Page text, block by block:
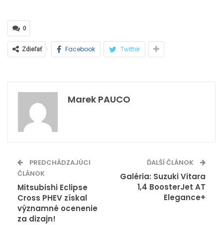
0
Zdieľať Facebook Twitter
Marek PAUCO
PREDCHÁDZAJÚCI
ČLÁNOK
Mitsubishi Eclipse
Cross PHEV získal
významné ocenenie
za dizajn!
ĎALŠÍ ČLÁNOK
Galéria: Suzuki Vitara
1,4 BoosterJet AT
Elegance+